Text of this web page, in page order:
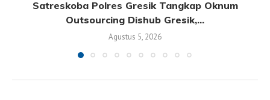
Satreskoba Polres Gresik Tangkap Oknum
Outsourcing Dishub Gresik,...
Agustus 5, 2026